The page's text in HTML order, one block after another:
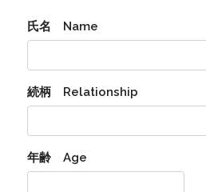
氏名 Name
続柄 Relationship
年齢 Age